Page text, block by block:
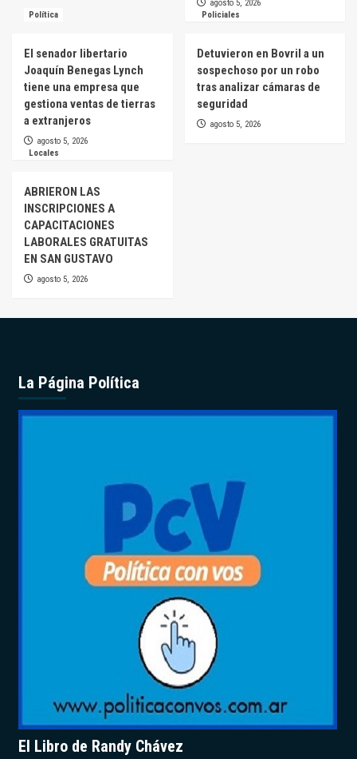
agosto 5, 2026
Política
El senador libertario
Joaquín Benegas Lynch
tiene una empresa que
gestiona ventas de tierras
a extranjeros
agosto 5, 2026
Policiales
Detuvieron en Bovril a un
sospechoso por un robo
tras analizar cámaras de
seguridad
agosto 5, 2026
Locales
ABRIERON LAS
INSCRIPCIONES A
CAPACITACIONES
LABORALES GRATUITAS
EN SAN GUSTAVO
agosto 5, 2026
La Página Política
El Libro de Randy Chávez